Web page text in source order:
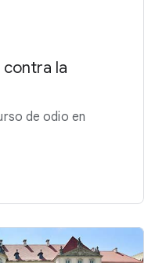
contra la
de odio en